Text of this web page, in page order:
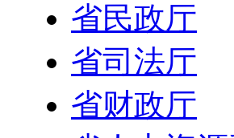
省民政厅
省司法厅
省财政厅